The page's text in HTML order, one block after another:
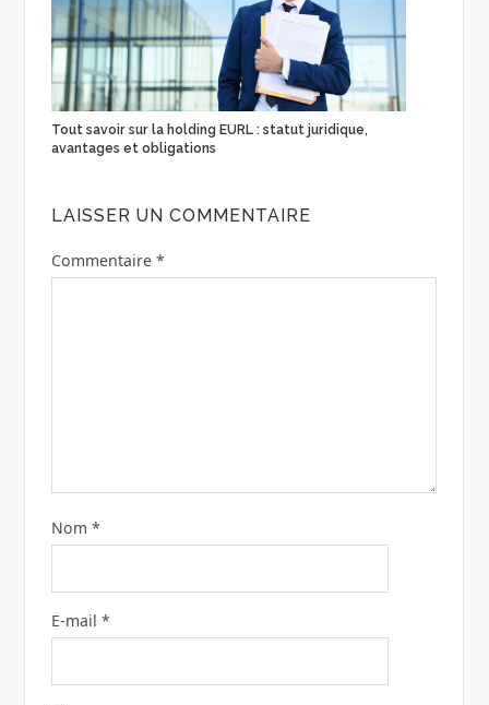
Tout savoir sur la holding EURL : statut juridique,
avantages et obligations
LAISSER UN COMMENTAIRE
Commentaire *
Nom *
E-mail *